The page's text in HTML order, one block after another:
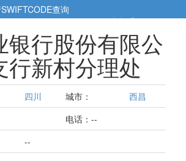
查询
5cm小帮手5cm.cn
银行股份有限公
行新村分理处
四川 城市：
西昌
电话：--
--